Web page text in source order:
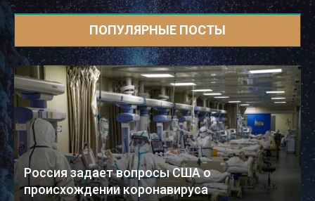
ПОПУЛЯРНЫЕ ПОСТЫ
Россия задает вопросы США о
происхождении коронавируса